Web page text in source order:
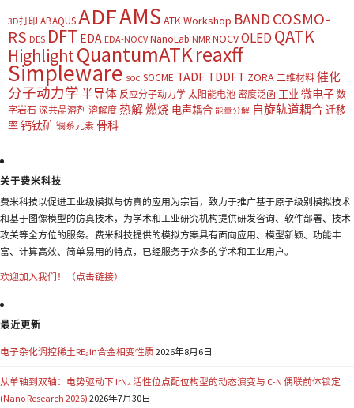
3D打印 ABAQUSADFAMS ATK Workshop BAND COSMO-
RS DES DFT EDA EDA-NOCV NanoLab NMR NOCVOLED QATK
HighlightQuantumATKreaxff
Simpleware SOC SOCME TADF TDDFT ZORA 二维材料 催化
分子动力学 半导体 反应分子动力学 太阳能电池 密度泛函 工业 微电子 数
字岩石 深共晶溶剂 溶解度 热解燃烧 电声耦合 能量分解 自旋轨道耦合迁移
率钙钛矿 镧系元素 骨科
关于费米科技
费米科技以促进工业级模拟与仿真的应用为宗旨，致力于推广基于原子级别模拟技术
和基于图像模型的仿真技术，为学术和工业研究机构提供研发咨询、软件部署、技术
攻关等全方位的服务。费米科技提供的模拟方案具有面向应用、模型新颖、功能丰
富、计算高效、简单易用的特点，已经服务于众多的学术和工业用户。
欢迎加入我们！（点击链接）
最近更新
电子杂化调控稀土RE₂In合金相变性质2026年8月6日
从单轴到双轴：电势驱动下 IrN₄ 活性位点配位构型的动态演变与 C-N 偶联前体锁定
(Nano Research 2026) 2026年7月30日